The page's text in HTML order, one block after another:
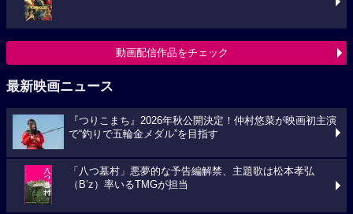
動画配信作品をチェック
最新映画ニュース
『つりこまち』2026年秋公開決定！仲村悠菜が映画初主演
で“釣りで五輪金メダル”を目指す
「八つ墓村」悪夢的な予告編解禁、主題歌は松本孝弘
（B’z）率いるTMGが担当